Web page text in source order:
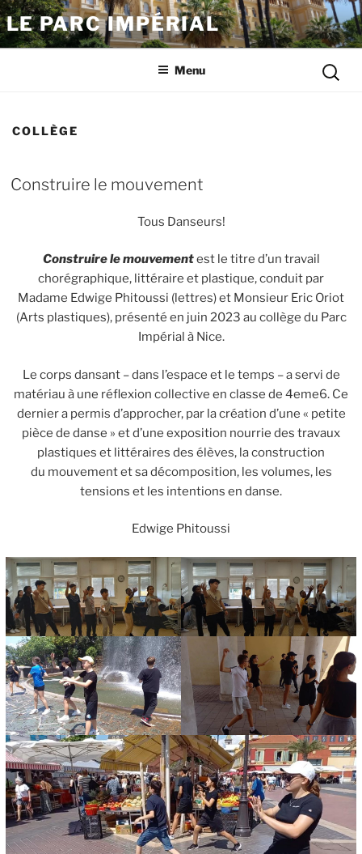
Aller
au
contenu
LE PARC IMPÉRIAL
Menu
pour
COLLÈGE
Construire le mouvement
Tous Danseurs!
Construire le mouvementest le titre d’un travail
chorégraphique, littéraire et plastique, conduit par
Madame Edwige Phitoussi (lettres) et Monsieur Eric Oriot
(Arts plastiques), présenté en juin 2023 au collège du Parc
Impérial à Nice.
Le corps dansant – dans l’espace et le temps – a servi de
matériau à une réflexion collective en classe de 4eme6. Ce
dernier a permis d’approcher, par la création d’une « petite
pièce de danse » et d’une exposition nourrie des travaux
plastiques et littéraires des élèves, la construction
du mouvement et sa décomposition, les volumes, les
tensions et les intentions en danse.
Edwige Phitoussi